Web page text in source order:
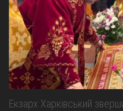
Екзарх Харківський